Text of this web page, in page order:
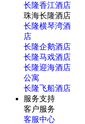
长隆香江酒店
珠海长隆酒店
长隆横琴湾酒
店
长隆企鹅酒店
长隆马戏酒店
长隆迎海酒店
公寓
长隆飞船酒店
服务支持
客户服务
客服中心